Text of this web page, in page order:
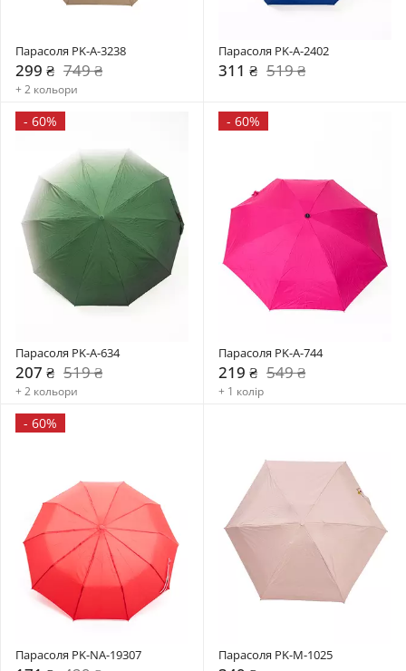
Парасоля PK-A-3238
299 ₴ 749 ₴
+ 2 кольори
Парасоля PK-A-2402
311 ₴ 519 ₴
- 60%
Парасоля PK-A-634
207 ₴ 519 ₴
+ 2 кольори
- 60%
Парасоля PK-A-744
219 ₴ 549 ₴
+ 1 колір
- 60%
Парасоля PK-NA-19307 Парасоля PK-М-1025